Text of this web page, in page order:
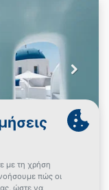
Οία, Σαντορίνη